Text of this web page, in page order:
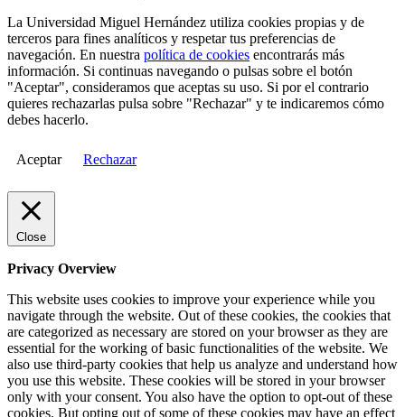
La Universidad Miguel Hernández utiliza cookies propias y de
terceros para fines analíticos y respetar tus preferencias de
navegación. En nuestra política de cookies encontrarás más
información. Si continuas navegando o pulsas sobre el botón
"Aceptar", consideramos que aceptas su uso. Si por el contrario
quieres rechazarlas pulsa sobre "Rechazar" y te indicaremos cómo
debes hacerlo.
Aceptar Rechazar
Close
Privacy Overview
This website uses cookies to improve your experience while you
navigate through the website. Out of these cookies, the cookies that
are categorized as necessary are stored on your browser as they are
essential for the working of basic functionalities of the website. We
also use third-party cookies that help us analyze and understand how
you use this website. These cookies will be stored in your browser
only with your consent. You also have the option to opt-out of these
cookies. But opting out of some of these cookies may have an effect